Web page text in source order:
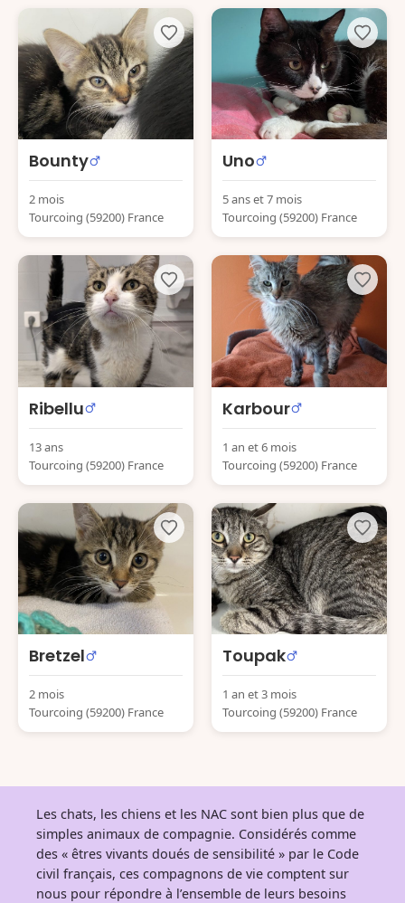
Bounty
2 mois
Tourcoing (59200) France
Uno
5 ans et 7 mois
Tourcoing (59200) France
Ribellu
13 ans
Tourcoing (59200) France
Karbour
1 an et 6 mois
Tourcoing (59200) France
Bretzel
2 mois
Tourcoing (59200) France
Toupak
1 an et 3 mois
Tourcoing (59200) France
Les chats, les chiens et les NAC sont bien plus que de
simples animaux de compagnie. Considérés comme
des « êtres vivants doués de sensibilité » par le Code
civil français, ces compagnons de vie comptent sur
nous pour répondre à l’ensemble de leurs besoins